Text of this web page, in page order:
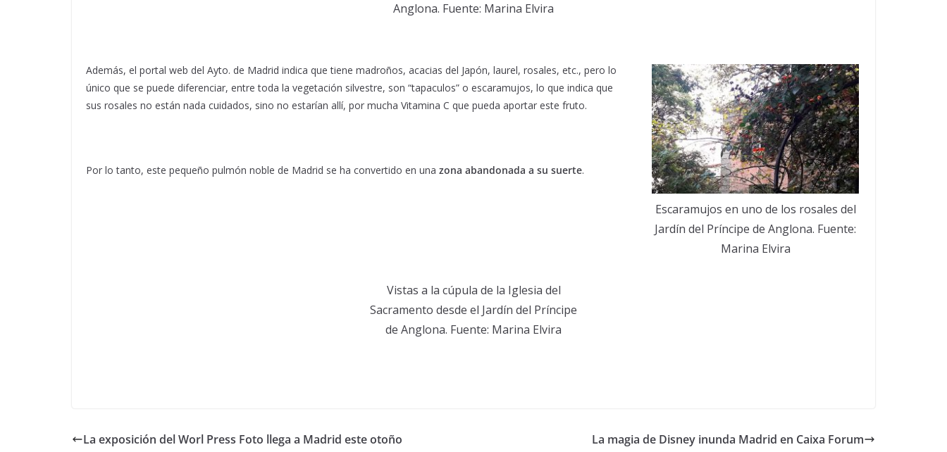
Anglona. Fuente: Marina Elvira
Escaramujos en uno de los rosales del
Jardín del Príncipe de Anglona. Fuente:
Marina Elvira
Además, el portal web del Ayto. de Madrid indica que tiene madroños, acacias del Japón, laurel, rosales, etc., pero lo
único que se puede diferenciar, entre toda la vegetación silvestre, son “tapaculos” o escaramujos, lo que indica que
sus rosales no están nada cuidados, sino no estarían allí, por mucha Vitamina C que pueda aportar este fruto.
Por lo tanto, este pequeño pulmón noble de Madrid se ha convertido en una zona abandonada a su suerte.
Vistas a la cúpula de la Iglesia del
Sacramento desde el Jardín del Príncipe
de Anglona. Fuente: Marina Elvira
La exposición del Worl Press Foto llega a Madrid este otoño La magia de Disney inunda Madrid en Caixa Forum